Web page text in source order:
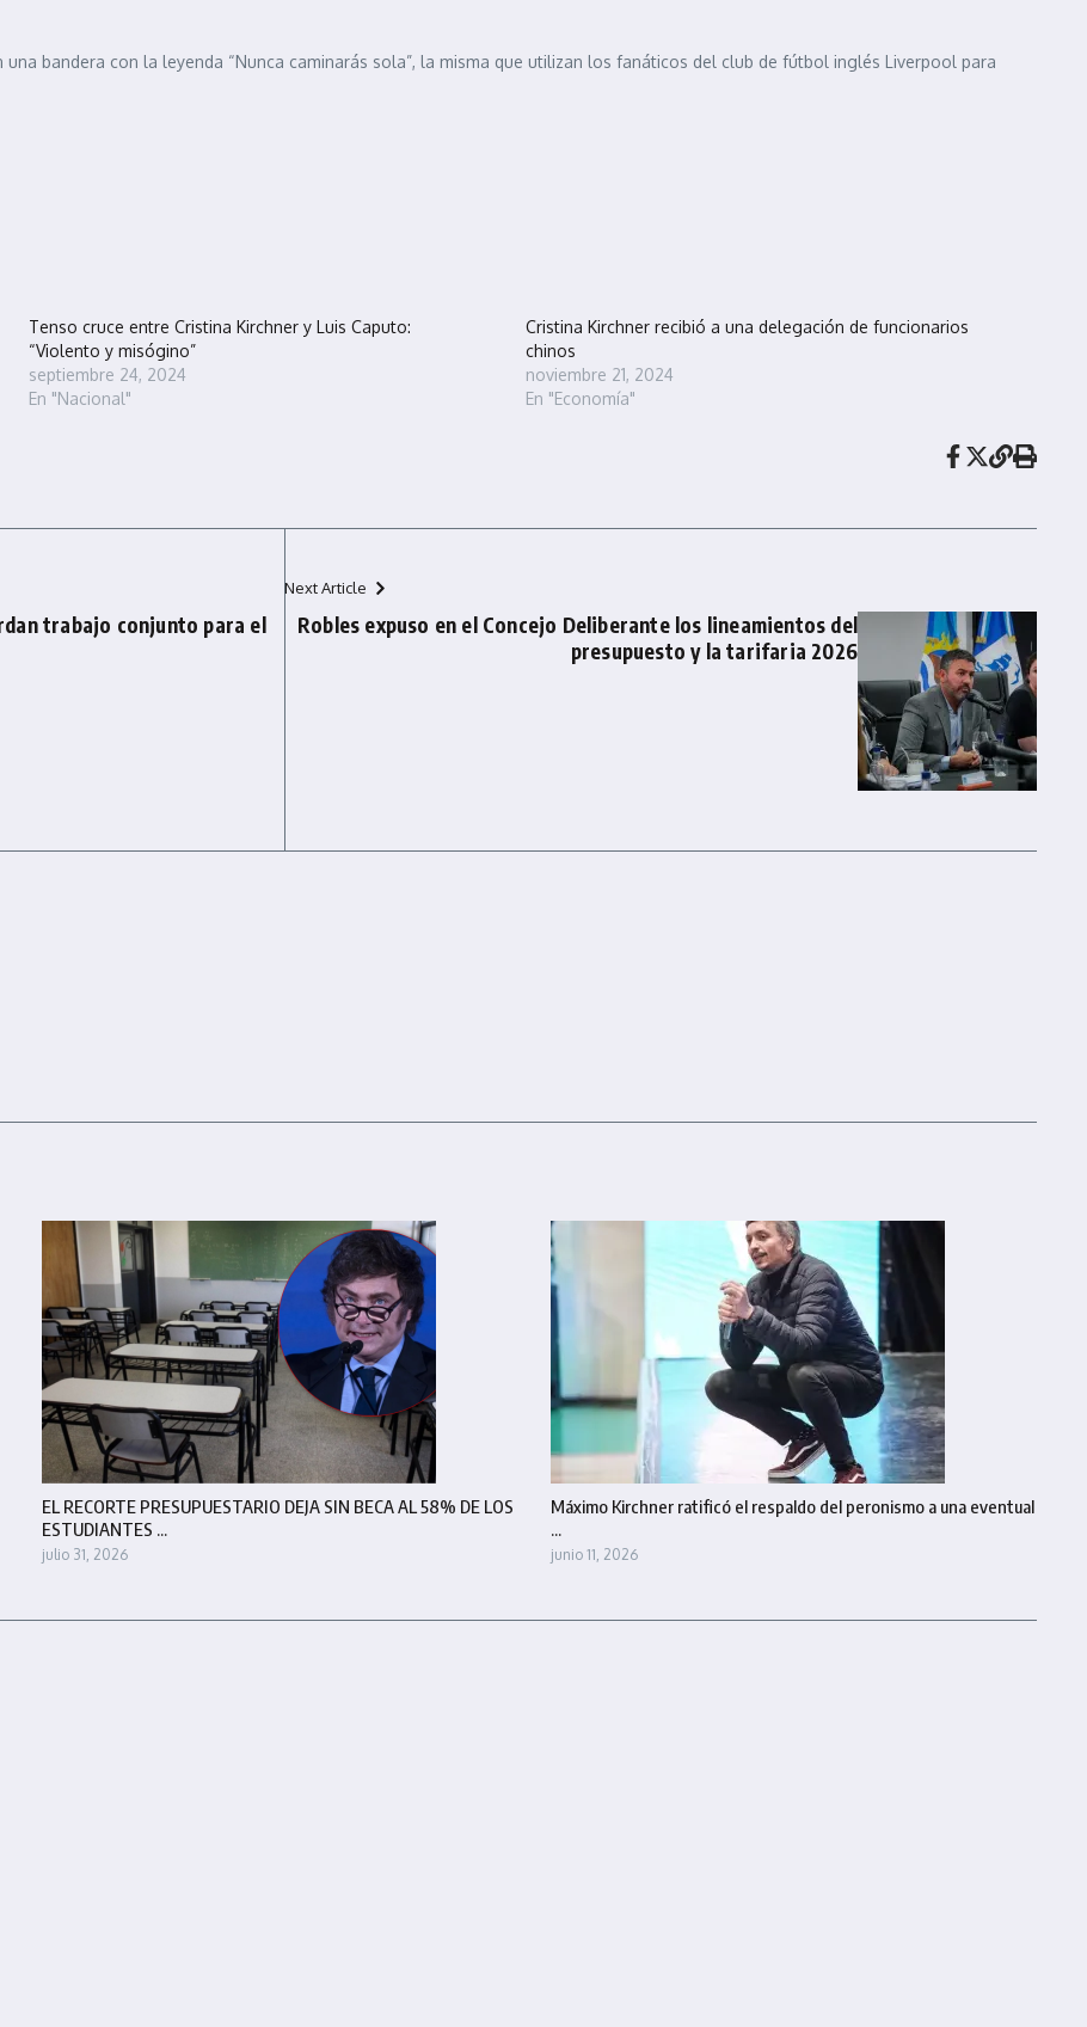
bandera con la leyenda “Nunca caminarás sola”, la misma que utilizan los fanáticos del club de fútbol inglés Liverpool para
Tenso cruce entre Cristina Kirchner y Luis Caputo:
“Violento y misógino”
septiembre 24, 2024
En "Nacional"
Cristina Kirchner recibió a una delegación de funcionarios
chinos
noviembre 21, 2024
En "Economía"
trabajo conjunto para el
Next Article
Robles expuso en el Concejo Deliberante los lineamientos del
presupuesto y la tarifaria 2026
EL RECORTE PRESUPUESTARIO DEJA SIN BECA AL 58% DE LOS
ESTUDIANTES ...
julio 31, 2026
Máximo Kirchner ratificó el respaldo del peronismo a una eventual
...
junio 11, 2026